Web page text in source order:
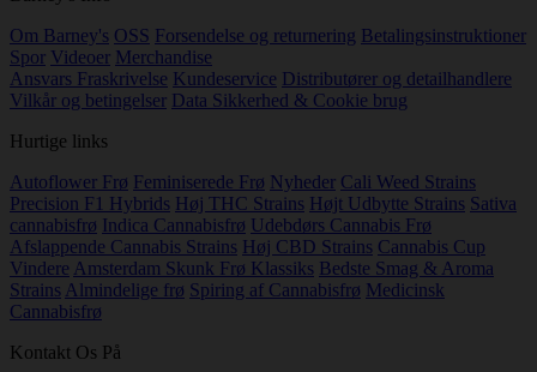
Om Barney's OSS Forsendelse og returnering Betalingsinstruktioner
Spor Videoer Merchandise
Ansvars Fraskrivelse Kundeservice Distributører og detailhandlere
Vilkår og betingelser Data Sikkerhed & Cookie brug
Hurtige links
Autoflower Frø Feminiserede Frø Nyheder Cali Weed Strains
Precision F1 Hybrids Høj THC Strains Højt Udbytte Strains Sativa
cannabisfrø Indica Cannabisfrø Udebdørs Cannabis Frø
Afslappende Cannabis Strains Høj CBD Strains Cannabis Cup
Vindere Amsterdam Skunk Frø Klassiks Bedste Smag & Aroma
Strains Almindelige frø Spiring af Cannabisfrø Medicinsk
Cannabisfrø
Kontakt Os På